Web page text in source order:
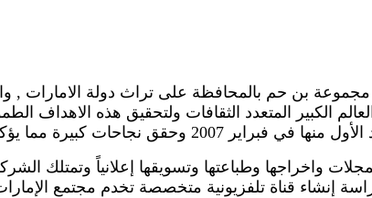
في مطلع عام 2007 تجسيداً لأهتمام مجموعة بن حم بالمحافظة على
الكبير المتعدد الثقافات ولتحقيق هذه
كبيرة من القراء لمثل هذه الاصدارات
واخراجها وطباعتها وتسويقها إعلانياً وتمتلك
إنشاء قناة تلفزيونية متخصصة تخدم مجتمع